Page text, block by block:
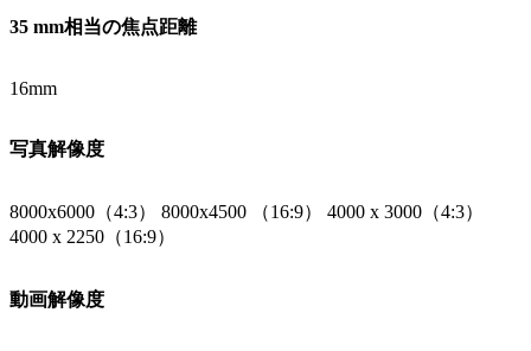
35 mm相当の焦点距離
16mm
写真解像度
8000x6000（4:3） 8000x4500 （16:9） 4000 x 3000（4:3）
4000 x 2250（16:9）
動画解像度